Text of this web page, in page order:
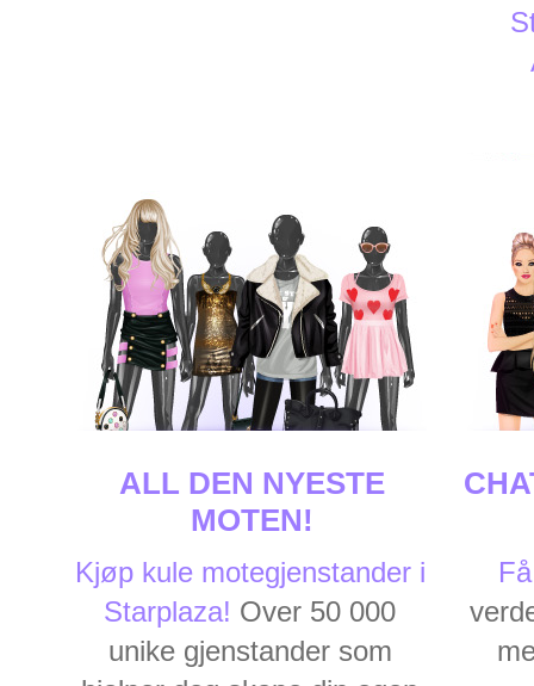
ALL DEN NYESTE
MOTEN!
Kjøp kule motegjenstander i
Starplaza! Over 50 000
unike gjenstander som